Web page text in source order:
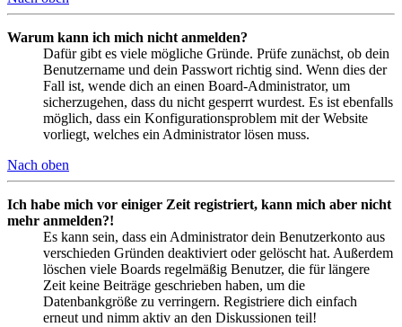
Warum kann ich mich nicht anmelden?
Dafür gibt es viele mögliche Gründe. Prüfe zunächst, ob dein
Benutzername und dein Passwort richtig sind. Wenn dies der
Fall ist, wende dich an einen Board-Administrator, um
sicherzugehen, dass du nicht gesperrt wurdest. Es ist ebenfalls
möglich, dass ein Konfigurationsproblem mit der Website
vorliegt, welches ein Administrator lösen muss.
Nach oben
Ich habe mich vor einiger Zeit registriert, kann mich aber nicht
mehr anmelden?!
Es kann sein, dass ein Administrator dein Benutzerkonto aus
verschieden Gründen deaktiviert oder gelöscht hat. Außerdem
löschen viele Boards regelmäßig Benutzer, die für längere
Zeit keine Beiträge geschrieben haben, um die
Datenbankgröße zu verringern. Registriere dich einfach
erneut und nimm aktiv an den Diskussionen teil!